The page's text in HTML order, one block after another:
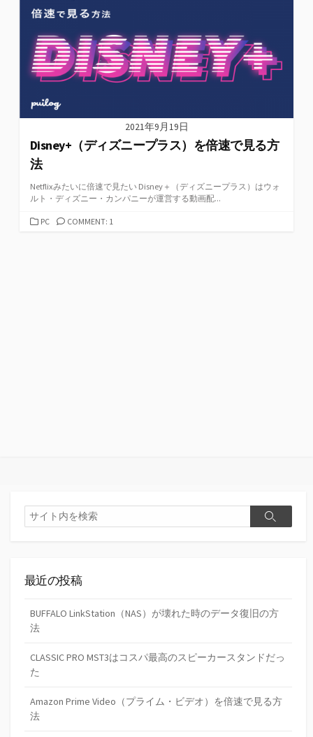
ー
2021年9月19日
Disney+（ディズニープラス）を倍速で見る方
法
Netflixみたいに倍速で見たい Disney＋（ディズニープラス）はウォ
ルト・ディズニー・カンパニーが運営する動画配...
カPC COMMENT: 1
検
索
検
最近の投稿
BUFFALO LinkStation（NAS）が壊れた時のデータ復旧の方
法
CLASSIC PRO MST3はコスパ最高のスピーカースタンドだっ
た
Amazon Prime Video（プライム・ビデオ）を倍速で見る方
法